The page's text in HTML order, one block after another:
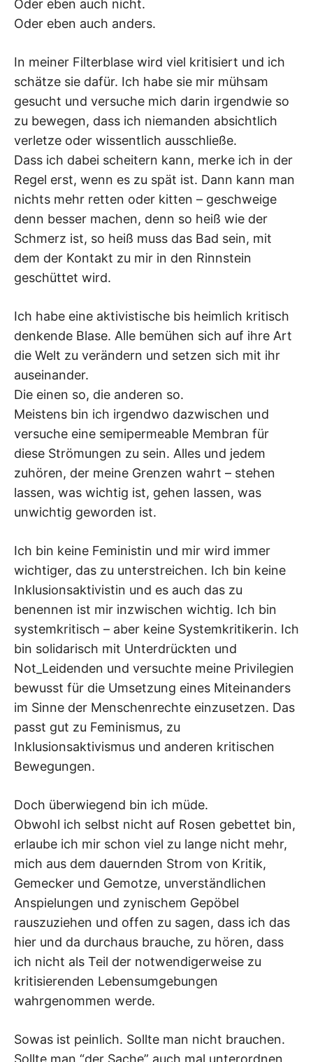
Oder eben auch nicht.
Oder eben auch anders.
In meiner Filterblase wird viel kritisiert und ich
schätze sie dafür. Ich habe sie mir mühsam
gesucht und versuche mich darin irgendwie so
zu bewegen, dass ich niemanden absichtlich
verletze oder wissentlich ausschließe.
Dass ich dabei scheitern kann, merke ich in der
Regel erst, wenn es zu spät ist. Dann kann man
nichts mehr retten oder kitten – geschweige
denn besser machen, denn so heiß wie der
Schmerz ist, so heiß muss das Bad sein, mit
dem der Kontakt zu mir in den Rinnstein
geschüttet wird.
Ich habe eine aktivistische bis heimlich kritisch
denkende Blase. Alle bemühen sich auf ihre Art
die Welt zu verändern und setzen sich mit ihr
auseinander.
Die einen so, die anderen so.
Meistens bin ich irgendwo dazwischen und
versuche eine semipermeable Membran für
diese Strömungen zu sein. Alles und jedem
zuhören, der meine Grenzen wahrt – stehen
lassen, was wichtig ist, gehen lassen, was
unwichtig geworden ist.
Ich bin keine Feministin und mir wird immer
wichtiger, das zu unterstreichen. Ich bin keine
Inklusionsaktivistin und es auch das zu
benennen ist mir inzwischen wichtig. Ich bin
systemkritisch – aber keine Systemkritikerin. Ich
bin solidarisch mit Unterdrückten und
Not_Leidenden und versuchte meine Privilegien
bewusst für die Umsetzung eines Miteinanders
im Sinne der Menschenrechte einzusetzen. Das
passt gut zu Feminismus, zu
Inklusionsaktivismus und anderen kritischen
Bewegungen.
Doch überwiegend bin ich müde.
Obwohl ich selbst nicht auf Rosen gebettet bin,
erlaube ich mir schon viel zu lange nicht mehr,
mich aus dem dauernden Strom von Kritik,
Gemecker und Gemotze, unverständlichen
Anspielungen und zynischem Gepöbel
rauszuziehen und offen zu sagen, dass ich das
hier und da durchaus brauche, zu hören, dass
ich nicht als Teil der notwendigerweise zu
kritisierenden Lebensumgebungen
wahrgenommen werde.
Sowas ist peinlich. Sollte man nicht brauchen.